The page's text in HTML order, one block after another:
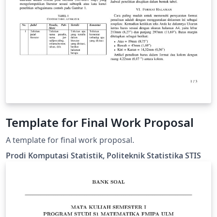
Template for Final Work Proposal
A template for final work proposal.
Prodi Komputasi Statistik, Politeknik Statistika STIS